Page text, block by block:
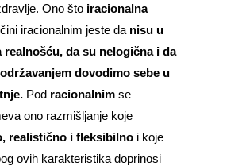
Ono što iracionalna
iracionalnim jeste da nisu u
realnošću, da su nelogična i da
dovodimo sebe u
Pod racionalnim se
ono razmišljanje koje
realistično i fleksibilno i koje
ovih karakteristika doprinosi